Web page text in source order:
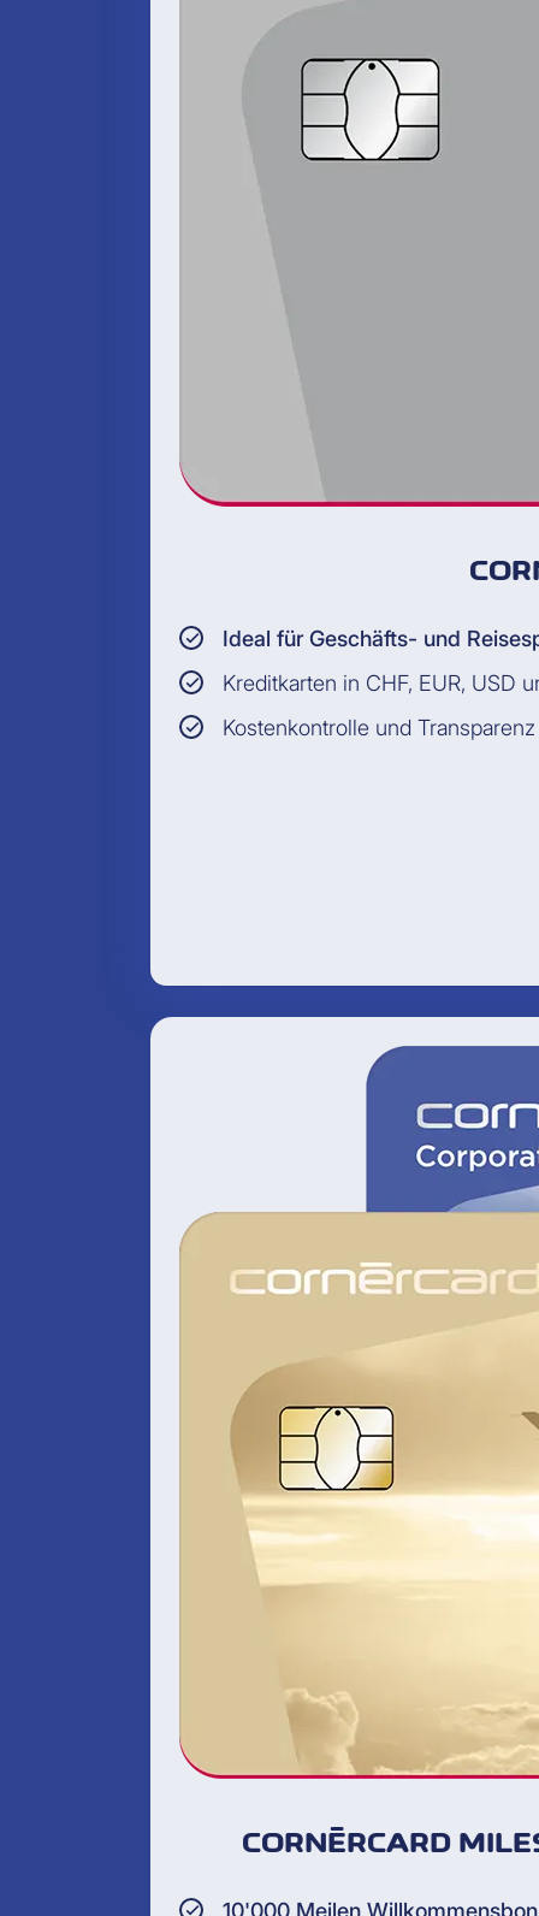
Ideal für Geschäfts- und
Kreditkarten in CHF, EUR, USD
Kostenkontrolle und Transparenz
CORNÈRCARD